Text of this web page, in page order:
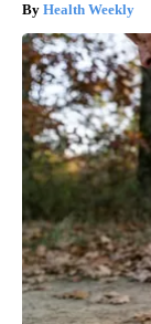
Health Weekly